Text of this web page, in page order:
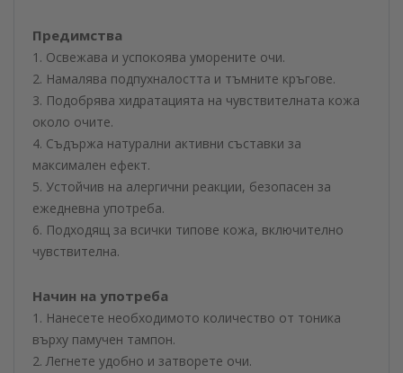
Предимства
1. Освежава и успокоява уморените очи.
2. Намалява подпухналостта и тъмните кръгове.
3. Подобрява хидратацията на чувствителната кожа
около очите.
4. Съдържа натурални активни съставки за
максимален ефект.
5. Устойчив на алергични реакции, безопасен за
ежедневна употреба.
6. Подходящ за всички типове кожа, включително
чувствителна.
Начин на употреба
1. Нанесете необходимото количество от тоника
върху памучен тампон.
2. Легнете удобно и затворете очи.